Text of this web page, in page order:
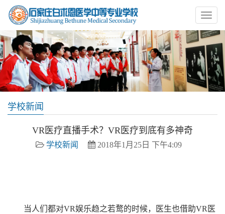
学校新闻
VR医疗直播手术？VR医疗到底有多神奇
学校新闻 2018年1月25日 下午4:09
当人们都对VR娱乐趋之若鹜的时候，医生也借助VR医